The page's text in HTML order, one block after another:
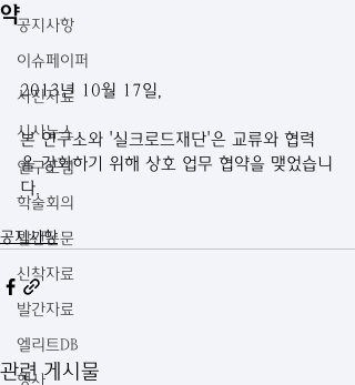
공지사항
이슈페이퍼
사진자료
시사뉴스
연구포럼
학술회의
발간논문
신착자료
발간자료
엘리트DB
행사
약
2013년 10월 17일,
본 연구소와 '실크로드재단'은 교류와 협력
을 강화하기 위해 상호 업무 협약을 맺었습니
다.
공지사항
관련 게시물